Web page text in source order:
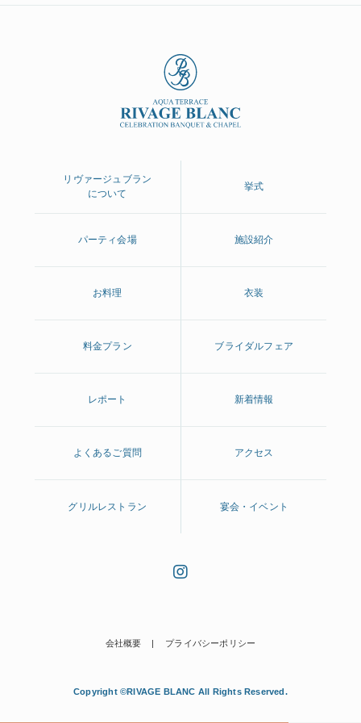
リヴァージュブラン
について
挙式
パーティ会場 施設紹介
お料理 衣装
料金プラン ブライダルフェア
レポート 新着情報
よくあるご質問 アクセス
グリルレストラン 宴会・イベント
会社概要 プライバシーポリシー
Copyright ©RIVAGE BLANC All Rights Reserved.